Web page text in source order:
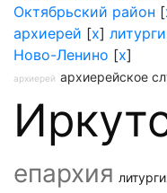
Октябрьский район [
архиерей [x]
Ново-Ленино [x]
архиерей архиерейское
епархия